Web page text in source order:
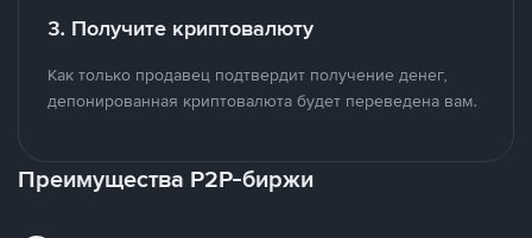
3. Получите криптовалюту
Как только продавец подтвердит получение денег,
депонированная криптовалюта будет переведена вам.
Преимущества P2P-биржи